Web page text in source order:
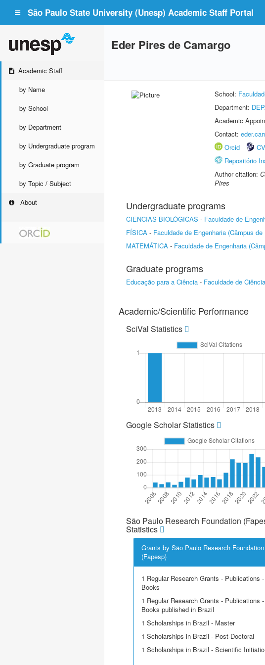
São Paulo State University (Unesp) Academic Staff Portal
Academic Staff
by Name
by School
by Department
by Undergraduate program
by Graduate program
by Topic / Subject
About
Eder Pires de Camargo
School:
Department:
Academic
Contact:
Orcid
Repositório
Author citation:
Pires
Undergraduate programs
CIÊNCIAS BIOLÓGICAS - Faculdade de
FÍSICA - Faculdade de Engenharia (Câmpus
MATEMÁTICA - Faculdade de Engenharia
Graduate programs
Educação para a Ciência - Faculdade de
Academic/Scientific Performance
SciVal Statistics
Google Scholar Statistics
São Paulo Research Foundation
Statistics
Grants by São Paulo Research Foundation
(Fapesp)
1 Regular Research Grants - Publications -
Books
1 Regular Research Grants - Publications -
Books published in Brazil
1 Scholarships in Brazil - Master
1 Scholarships in Brazil - Post-Doctoral
1 Scholarships in Brazil - Scientific